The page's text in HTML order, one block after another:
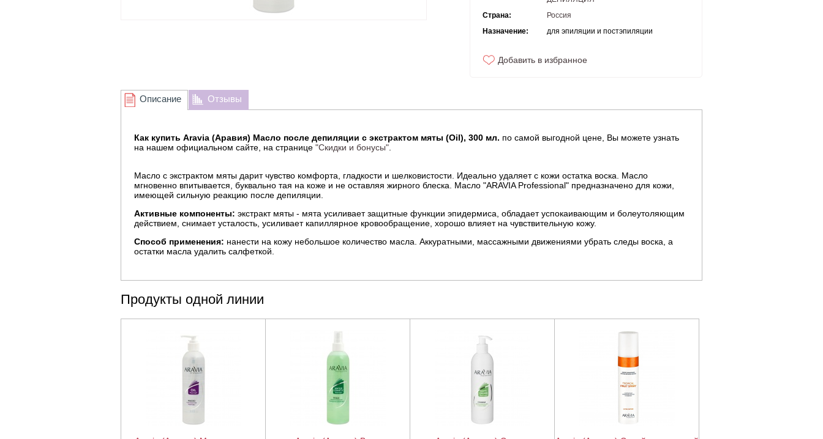
Страна:
Россия
Назначение:
для эпиляции и постэпиляции
Добавить в избранное
Описание Отзывы
Как купить Aravia (Аравия) Масло после депиляции с экстрактом мяты (Oil), 300 мл. по самой выгодной цене, Вы можете узнать
на нашем официальном сайте, на странице "Скидки и бонусы"
Масло с экстрактом мяты дарит чувство комфорта, гладкости и шелковистости. Идеально удаляет с кожи остатка воска. Масло
мгновенно впитывается, буквально тая на коже и не оставляя жирного блеска. Масло "ARAVIA Professional" предназначено для кожи,
имеющей сильную реакцию после депиляции.
Активные компоненты: экстракт мяты - мята усиливает защитные функции эпидермиса, обладает успокаивающим и болеутоляющим
действием, снимает усталость, усиливает капиллярное кровообращение, хорошо влияет на чувствительную кожу.
Способ применения: нанести на кожу небольшое количество масла. Аккуратными, массажными движениями убрать следы воска, а
остатки масла удалить салфеткой.
Продукты одной линии